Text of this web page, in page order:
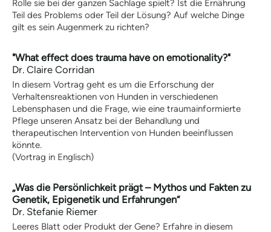
Formulare | Downloads
Dummykarten
Hoopersprüfung
Richtlinien
Prüferliste
Formulare | Downloads
Mantrailing-Sport-Prüfung
Richtlinien
Prüfungstermine
Praxisbetriebe
Schulhundkarten
Multimedia
Rolle sie bei der ganzen Sachlage spielt? Ist die Ernährung
Teil des Problems oder Teil der Lösung? Auf welche Dinge
gilt es sein Augenmerk zu richten?
"What effect does trauma have on emotionality?"
Dr. Claire Corridan
In diesem Vortrag geht es um die Erforschung der
Verhaltensreaktionen von Hunden in verschiedenen
Lebensphasen und die Frage, wie eine traumainformierte
Pflege unseren Ansatz bei der Behandlung und
therapeutischen Intervention von Hunden beeinflussen
könnte.
(Vortrag in Englisch)
„Was die Persönlichkeit prägt – Mythos und Fakten zu
Genetik, Epigenetik und Erfahrungen“
Dr. Stefanie Riemer
Leeres Blatt oder Produkt der Gene? Erfahre in diesem